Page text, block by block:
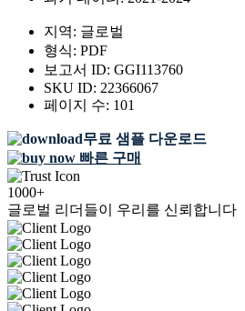
지역: 글로벌
형식: PDF
보고서 ID: GGI113760
SKU ID: 22366067
페이지 수: 101
무료 샘플 다운로드
빠른 구매
1000+
글로벌 리더들이 우리를 신뢰합니다